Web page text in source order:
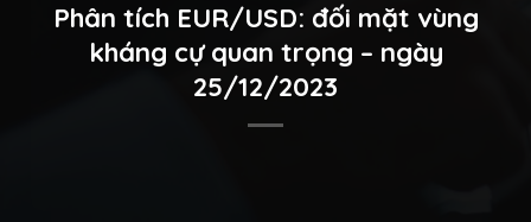
Phân tích EUR/USD: đối mặt vùng
kháng cự quan trọng – ngày
25/12/2023